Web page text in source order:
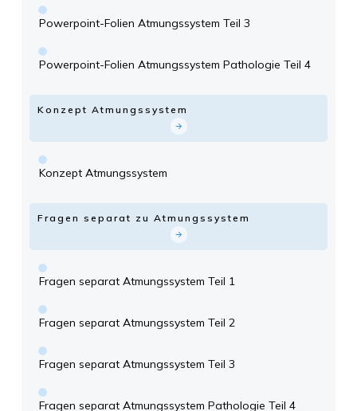
Powerpoint-Folien Atmungssystem Teil 3
Powerpoint-Folien Atmungssystem Pathologie Teil 4
Konzept Atmungssystem
Konzept Atmungssystem
Fragen separat zu Atmungssystem
Fragen separat Atmungssystem Teil 1
Fragen separat Atmungssystem Teil 2
Fragen separat Atmungssystem Teil 3
Fragen separat Atmungssystem Pathologie Teil 4